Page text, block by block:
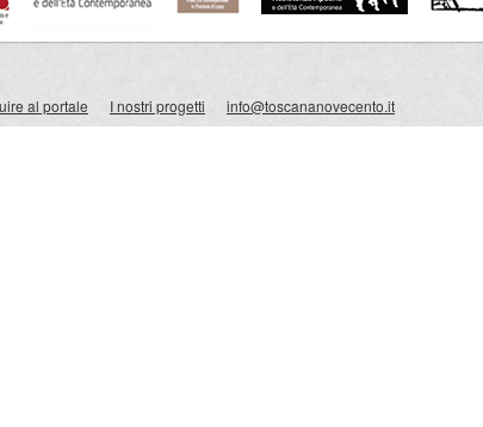
al portale I nostri progetti info@toscananovecento.it